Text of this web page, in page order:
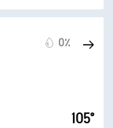
0٪
105°